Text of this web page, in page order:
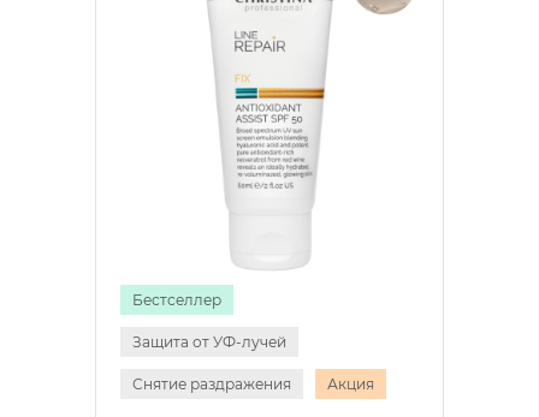
Бестселлер
Защита от УФ-лучей
Снятие раздражения Акция